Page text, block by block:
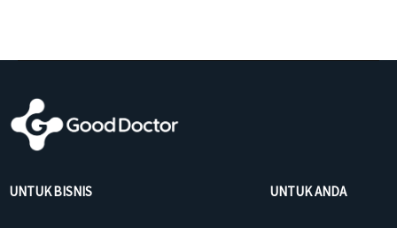
UNTUK BISNIS UNTUK ANDA